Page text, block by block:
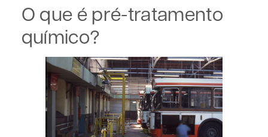
O que é pré-tratamento
químico?